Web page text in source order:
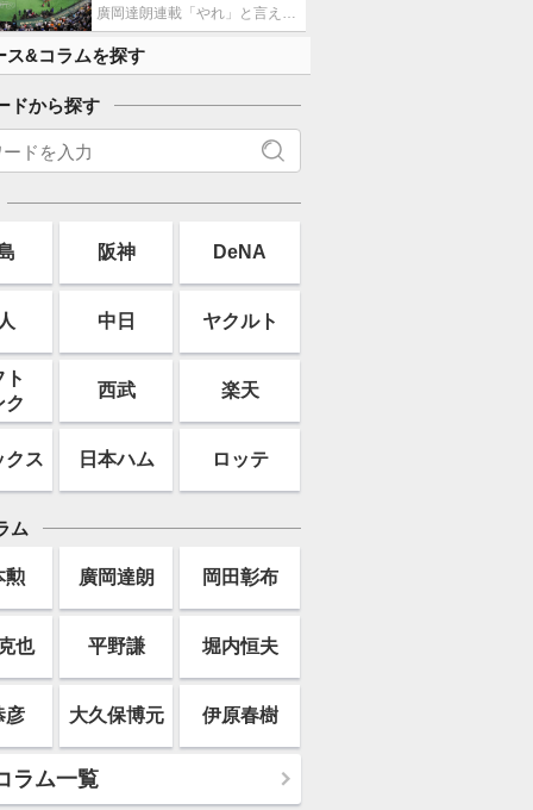
いという発想は大間廣岡達朗連載「やれ」と言える信念
ス&コラムを探す
ドから探す
阪神 DeNA
中日 ヤクルト
ト
ク
西武 楽天
クス 日本ハム ロッテ
ム
勲 廣岡達朗 岡田彰布
也 平野謙 堀内恒夫
彦 大久保博元 伊原春樹
ラム一覧